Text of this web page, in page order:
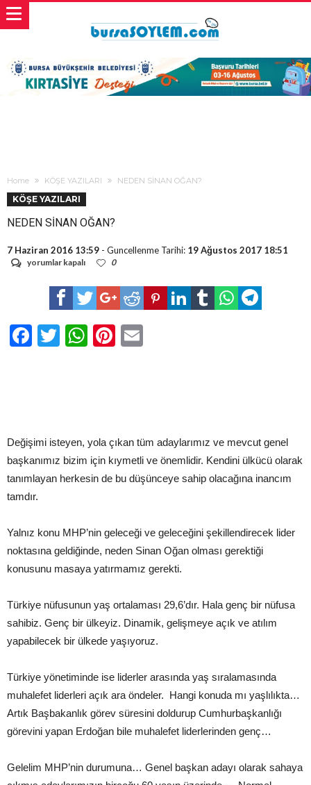
Home KÖŞE YAZILARI NEDEN SİNAN OĞAN?
KÖŞE YAZILARI
NEDEN SİNAN OĞAN?
7 Haziran 2016 13:59 - Guncellenme Tarihi: 19 Ağustos 2017 18:51
NEDEN
OĞAN?
yorumlar kapalı 0
Facebook
TwitterWhatsApp
Pinterest
Değişimi isteyen, yola çıkan tüm adaylarımız ve mevcut genel
başkanımız bizim için kıymetli ve önemlidir. Kendini ülkücü olarak
tanımlayan herkesin de bu düşünceye sahip olacağına inancım
tamdır.
Yalnız konu MHP’nin geleceği ve geleceğini şekillendirecek lider
noktasına geldiğinde, neden Sinan Oğan olması gerektiği
konusunu masaya yatırmamız gerekti.
Türkiye nüfusunun yaş ortalaması 29,6’dır. Hala genç bir nüfusa
sahibiz. Genç bir ülkeyiz. Dinamik, gelişmeye açık ve atılım
yapabilecek bir ülkede yaşıyoruz.
Türkiye yönetiminde ise liderler arasında yaş sıralamasında
muhalefet liderleri açık ara öndeler. Hangi konuda mı yaşlılıkta…
Artık Başbakanlık görev süresini doldurup Cumhurbaşkanlığı
görevini yapan Erdoğan bile muhalefet liderlerinden genç…
Gelelim MHP’nin durumuna… Genel başkan adayı olarak sahaya